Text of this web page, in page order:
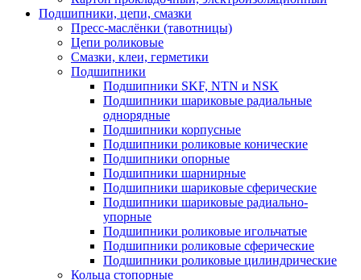
Подшипники, цепи, смазки
Пресс-маслёнки (тавотницы)
Цепи роликовые
Смазки, клеи, герметики
Подшипники
Подшипники SKF, NTN и NSK
Подшипники шариковые радиальные
однорядные
Подшипники корпусные
Подшипники роликовые конические
Подшипники опорные
Подшипники шарнирные
Подшипники шариковые сферические
Подшипники шариковые радиально-
упорные
Подшипники роликовые игольчатые
Подшипники роликовые сферические
Подшипники роликовые цилиндрические
Кольца стопорные